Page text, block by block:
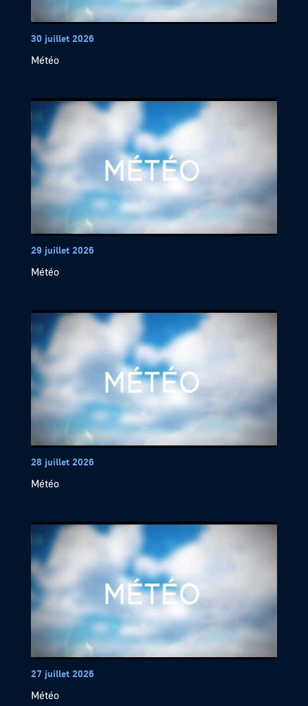
30 juillet 2026
Météo
29 juillet 2026
Météo
28 juillet 2026
Météo
27 juillet 2026
Météo